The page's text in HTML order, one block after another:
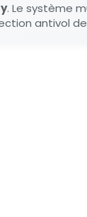
. Le système
antivol